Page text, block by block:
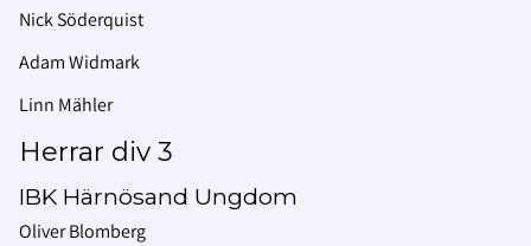
Nick Söderquist
Adam Widmark
Linn Mähler
Herrar div 3
IBK Härnösand Ungdom
Oliver Blomberg